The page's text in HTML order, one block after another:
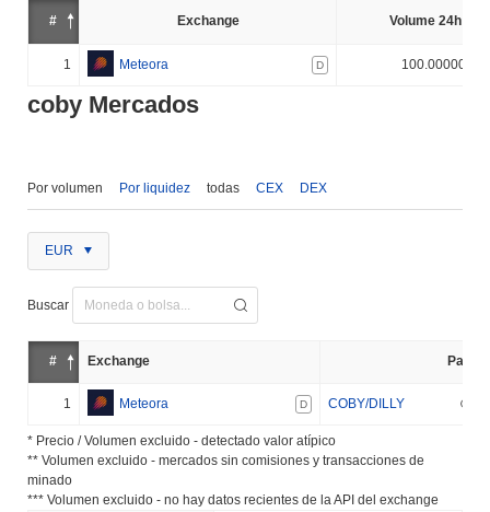
# Exchange Volume 24h (%)
1 Meteora D 100.000000%
coby Mercados
Por volumen Por liquidez todas CEX DEX
EUR
Buscar
# Exchange Par
1 Meteora D COBY/DILLY
* Precio / Volumen excluido - detectado valor atípico
** Volumen excluido - mercados sin comisiones y transacciones de
minado
*** Volumen excluido - no hay datos recientes de la API del exchange